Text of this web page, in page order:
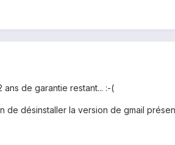
de garantie restant... :-(
de désinstaller la version de gmail